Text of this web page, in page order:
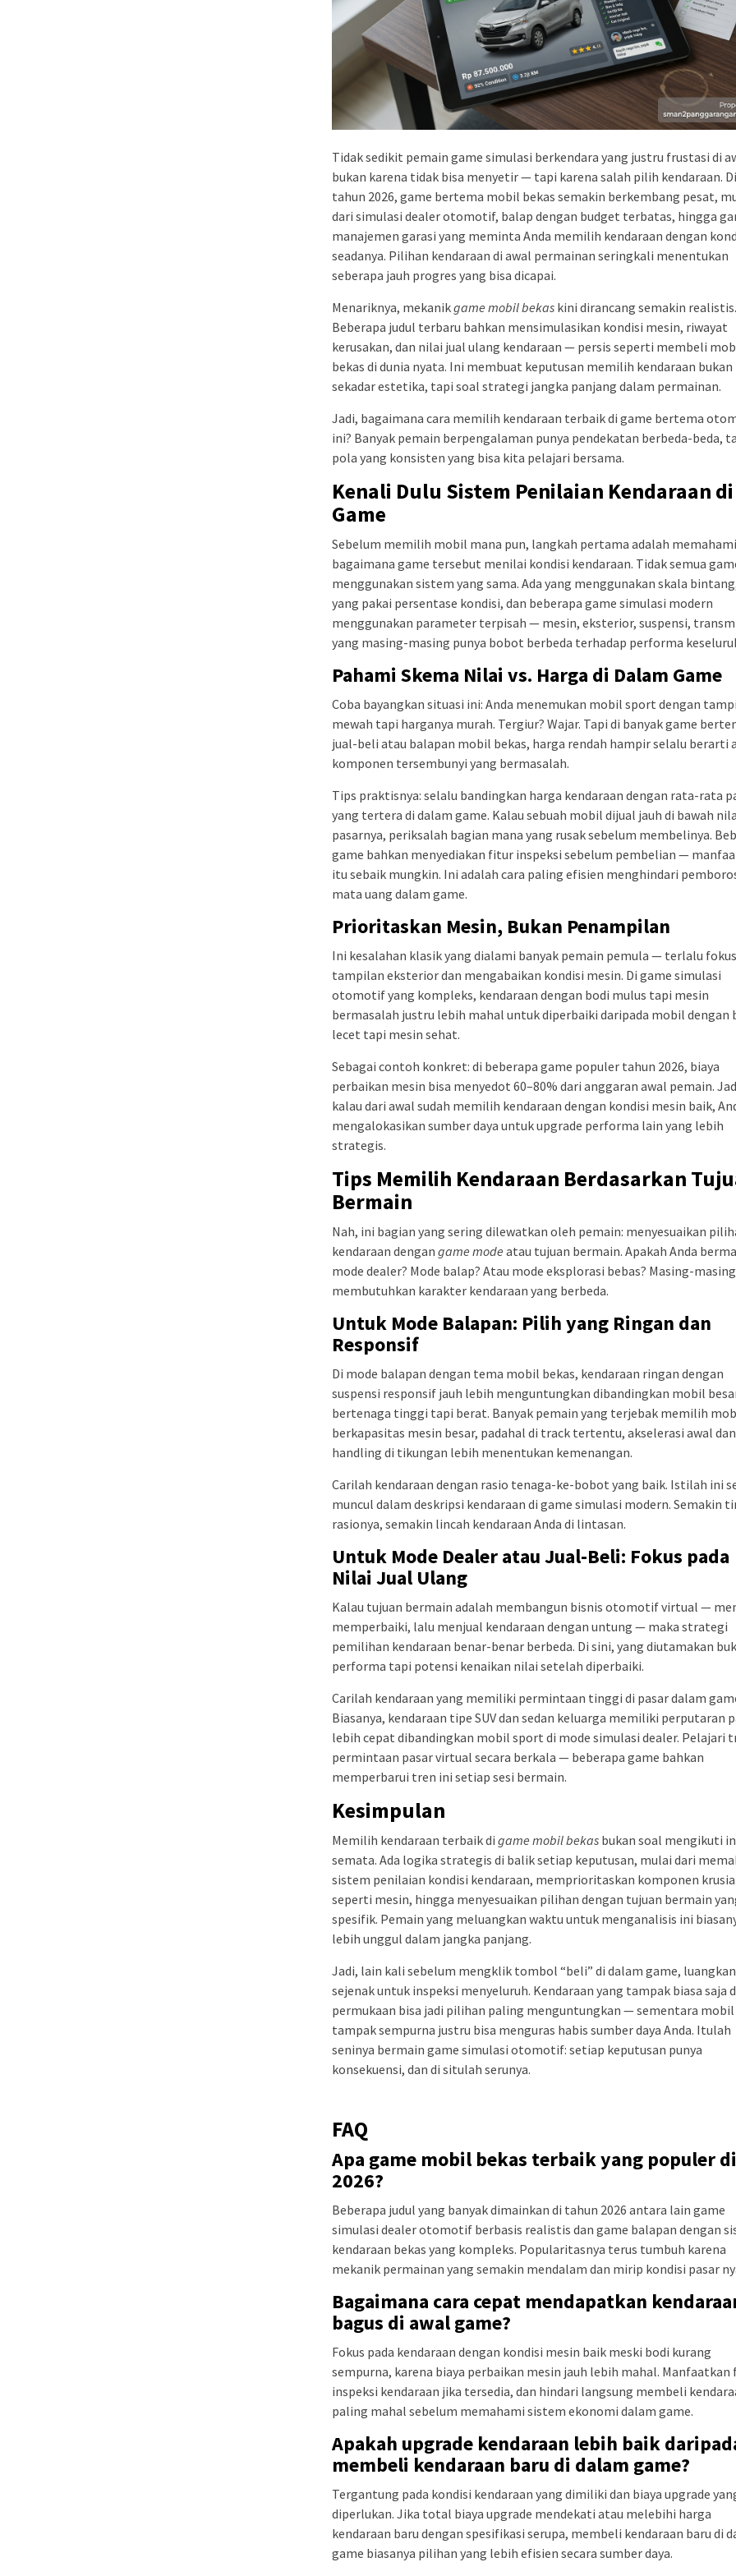
Tidak sedikit pemain game simulasi berkendara yang justru frustasi di
bukan karena tidak bisa menyetir — tapi karena salah pilih kendaraan. Di
tahun 2026, game bertema mobil bekas semakin berkembang pesat,
dari simulasi dealer otomotif, balap dengan budget terbatas, hingga
manajemen garasi yang meminta Anda memilih kendaraan dengan
seadanya. Pilihan kendaraan di awal permainan seringkali menentukan
seberapa jauh progres yang bisa dicapai.
Menariknya, mekanikgame mobil bekas kini dirancang semakin realistis.
Beberapa judul terbaru bahkan mensimulasikan kondisi mesin, riwayat
kerusakan, dan nilai jual ulang kendaraan — persis seperti membeli
bekas di dunia nyata. Ini membuat keputusan memilih kendaraan bukan
sekadar estetika, tapi soal strategi jangka panjang dalam permainan.
Jadi, bagaimana cara memilih kendaraan terbaik di game bertema
ini? Banyak pemain berpengalaman punya pendekatan berbeda-beda,
pola yang konsisten yang bisa kita pelajari bersama.
Kenali Dulu Sistem Penilaian Kendaraan di
Game
Sebelum memilih mobil mana pun, langkah pertama adalah memahami
bagaimana game tersebut menilai kondisi kendaraan. Tidak semua
menggunakan sistem yang sama. Ada yang menggunakan skala
yang pakai persentase kondisi, dan beberapa game simulasi modern
menggunakan parameter terpisah — mesin, eksterior, suspensi,
yang masing-masing punya bobot berbeda terhadap performa
Pahami Skema Nilai vs. Harga di Dalam Game
Coba bayangkan situasi ini: Anda menemukan mobil sport dengan
mewah tapi harganya murah. Tergiur? Wajar. Tapi di banyak game
jual-beli atau balapan mobil bekas, harga rendah hampir selalu berarti
komponen tersembunyi yang bermasalah.
Tips praktisnya: selalu bandingkan harga kendaraan dengan rata-rata
yang tertera di dalam game. Kalau sebuah mobil dijual jauh di bawah
pasarnya, periksalah bagian mana yang rusak sebelum membelinya.
game bahkan menyediakan fitur inspeksi sebelum pembelian —
itu sebaik mungkin. Ini adalah cara paling efisien menghindari
mata uang dalam game.
Prioritaskan Mesin, Bukan Penampilan
Ini kesalahan klasik yang dialami banyak pemain pemula — terlalu
tampilan eksterior dan mengabaikan kondisi mesin. Di game simulasi
otomotif yang kompleks, kendaraan dengan bodi mulus tapi mesin
bermasalah justru lebih mahal untuk diperbaiki daripada mobil dengan
lecet tapi mesin sehat.
Sebagai contoh konkret: di beberapa game populer tahun 2026, biaya
perbaikan mesin bisa menyedot 60–80% dari anggaran awal pemain.
kalau dari awal sudah memilih kendaraan dengan kondisi mesin baik,
mengalokasikan sumber daya untuk upgrade performa lain yang lebih
strategis.
Tips Memilih Kendaraan Berdasarkan
Bermain
Nah, ini bagian yang sering dilewatkan oleh pemain: menyesuaikan
kendaraan dengan game mode atau tujuan bermain. Apakah Anda
mode dealer? Mode balap? Atau mode eksplorasi bebas? Masing-masing
membutuhkan karakter kendaraan yang berbeda.
Untuk Mode Balapan: Pilih yang Ringan dan
Responsif
Di mode balapan dengan tema mobil bekas, kendaraan ringan dengan
suspensi responsif jauh lebih menguntungkan dibandingkan mobil
bertenaga tinggi tapi berat. Banyak pemain yang terjebak memilih
berkapasitas mesin besar, padahal di track tertentu, akselerasi awal dan
handling di tikungan lebih menentukan kemenangan.
Carilah kendaraan dengan rasio tenaga-ke-bobot yang baik. Istilah ini
muncul dalam deskripsi kendaraan di game simulasi modern. Semakin
rasionya, semakin lincah kendaraan Anda di lintasan.
Untuk Mode Dealer atau Jual-Beli: Fokus pada
Nilai Jual Ulang
Kalau tujuan bermain adalah membangun bisnis otomotif virtual —
memperbaiki, lalu menjual kendaraan dengan untung — maka strategi
pemilihan kendaraan benar-benar berbeda. Di sini, yang diutamakan
performa tapi potensi kenaikan nilai setelah diperbaiki.
Carilah kendaraan yang memiliki permintaan tinggi di pasar dalam
Biasanya, kendaraan tipe SUV dan sedan keluarga memiliki perputaran
lebih cepat dibandingkan mobil sport di mode simulasi dealer. Pelajari
permintaan pasar virtual secara berkala — beberapa game bahkan
memperbarui tren ini setiap sesi bermain.
Kesimpulan
Memilih kendaraan terbaik di game mobil bekas bukan soal mengikuti
semata. Ada logika strategis di balik setiap keputusan, mulai dari
sistem penilaian kondisi kendaraan, memprioritaskan komponen
seperti mesin, hingga menyesuaikan pilihan dengan tujuan bermain
spesifik. Pemain yang meluangkan waktu untuk menganalisis ini
lebih unggul dalam jangka panjang.
Jadi, lain kali sebelum mengklik tombol “beli” di dalam game, luangkan
sejenak untuk inspeksi menyeluruh. Kendaraan yang tampak biasa saja
permukaan bisa jadi pilihan paling menguntungkan — sementara mobil
tampak sempurna justru bisa menguras habis sumber daya Anda. Itulah
seninya bermain game simulasi otomotif: setiap keputusan punya
konsekuensi, dan di situlah serunya.
FAQ
Apa game mobil bekas terbaik yang populer di
2026?
Beberapa judul yang banyak dimainkan di tahun 2026 antara lain game
simulasi dealer otomotif berbasis realistis dan game balapan dengan
kendaraan bekas yang kompleks. Popularitasnya terus tumbuh karena
mekanik permainan yang semakin mendalam dan mirip kondisi pasar
Bagaimana cara cepat mendapatkan
bagus di awal game?
Fokus pada kendaraan dengan kondisi mesin baik meski bodi kurang
sempurna, karena biaya perbaikan mesin jauh lebih mahal.
inspeksi kendaraan jika tersedia, dan hindari langsung membeli
paling mahal sebelum memahami sistem ekonomi dalam game.
Apakah upgrade kendaraan lebih baik
membeli kendaraan baru di dalam game?
Tergantung pada kondisi kendaraan yang dimiliki dan biaya upgrade
diperlukan. Jika total biaya upgrade mendekati atau melebihi harga
kendaraan baru dengan spesifikasi serupa, membeli kendaraan baru di
game biasanya pilihan yang lebih efisien secara sumber daya.